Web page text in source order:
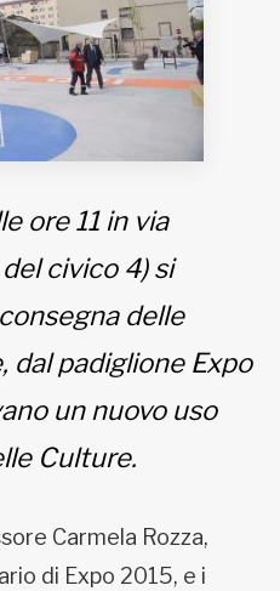
ore 11 in via
civico 4) si
delle
dal padiglione Expo
un nuovo uso
Culture.
Carmela Rozza,
di Expo 2015, e i